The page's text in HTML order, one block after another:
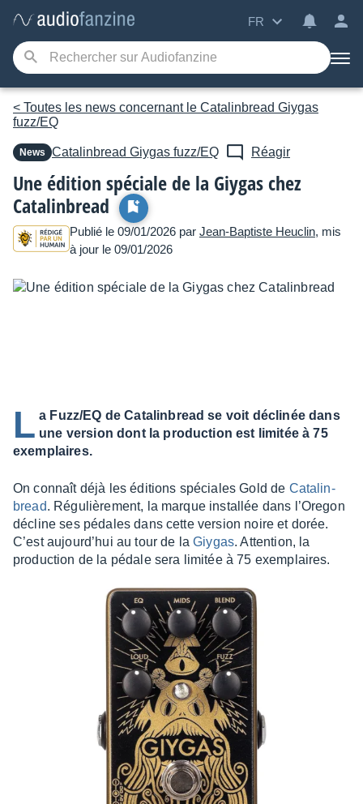
FR
< Toutes les news concernant le Catalinbread Giygas
fuzz/EQ
News Catalinbread Giygas fuzz/EQ Réagir
Une édition spéciale de la Giygas chez
Catalinbread
Publié le 09/01/2026 par Jean-Baptiste Heuclin, mis
à jour le 09/01/2026
L a Fuzz/EQ de Catalinbread se voit déclinée dans
une version dont la production est limitée à 75
exemplaires.
On connaît déjà les éditions spéciales Gold de Cata­lin­
bread. Régu­liè­re­ment, la marque instal­lée dans l’Ore­gon
décline ses pédales dans cette version noire et dorée.
C’est aujour­d’hui au tour de laGiygas. Atten­tion, la
produc­tion de la pédale sera limi­tée à 75 exem­plaires.